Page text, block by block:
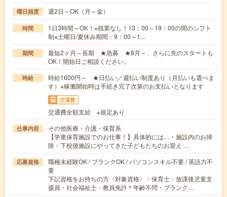
曜日頻度 週2日～OK（月～金）
時間
1日3時間～OK！※残業なし！13：00～19：00の間のシフト
制※土曜日/夏休み期間：9：00～1…
期間
最短2ヶ月～長期 ★急募 ★8月～、さらに先のスタートも
OK！開始日ご相談ください。
時給
時給1600円～ ★日払い／週払い制度あり（月払いも選べま
す）※稼働開始時は手続き完了次第のお支払いとなります
交通費
交通費全額支給 ※規定あり
仕事内容
その他医療・介護・保育系
【学童保育施設でのお仕事！】具体的には…・施設内のお掃
除・下校後施設にやってきた子どもたちのお迎え …
応募資格
職種未経験OK / ブランクOK / パソコンスキル不要 / 英語力不
要
下記資格をお持ちの方〈対象資格〉・保育士・放課後児童支
援員・社会福祉士・教員免許＊年齢不問・ブランク…